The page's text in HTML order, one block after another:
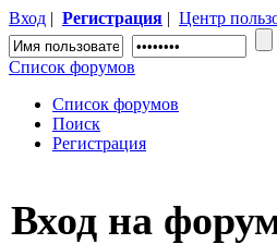
Вход | Регистрация | Центр
Список форумов
Список форумов
Поиск
Регистрация
Вход на